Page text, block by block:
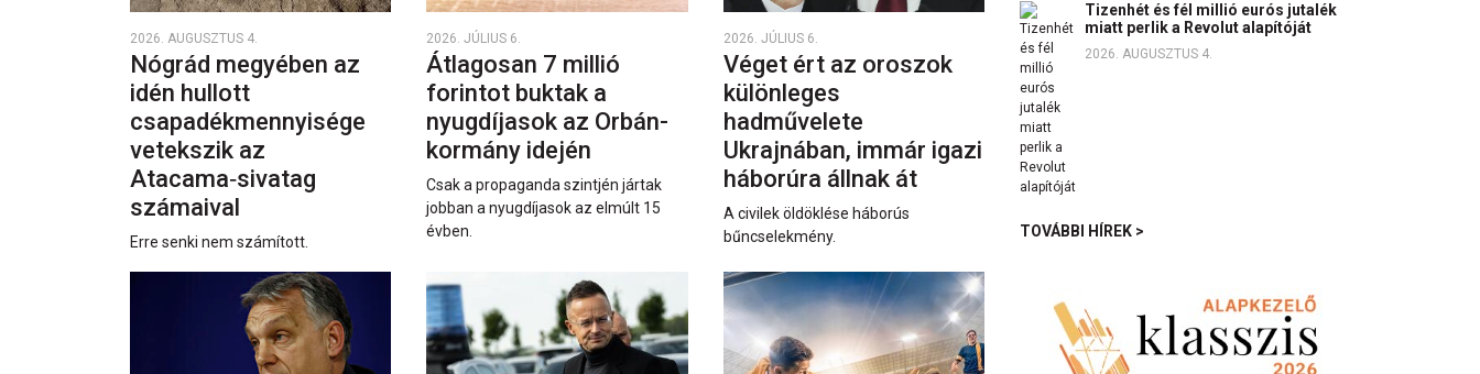
2026. AUGUSZTUS 4.
Nógrád megyében az
idén hullott
csapadékmennyisége
vetekszik az
Atacama‑sivatag
számaival
Erre senki nem számított.
2026. JÚLIUS 6.
Átlagosan 7 millió
forintot buktak a
nyugdíjasok az Orbán-
kormány idején
Csak a propaganda szintjén jártak
jobban a nyugdíjasok az elmúlt 15
évben.
2026. JÚLIUS 6.
Véget ért az oroszok
különleges
hadművelete
Ukrajnában, immár igazi
háborúra állnak át
A civilek öldöklése háborús
bűncselekmény.
Tizenhét és fél millió eurós jutalék
miatt perlik a Revolut alapítóját
2026. AUGUSZTUS 4.
TOVÁBBI HÍREK >